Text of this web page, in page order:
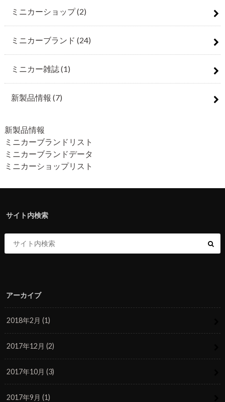
ミニカーショップ(2)
ミニカーブランド (24)
ミニカー雑誌(1)
新製品情報 (7)
新製品情報
ミニカーブランドリスト
ミニカーブランドデータ
ミニカーショップリスト
サイト内検索
アーカイブ
2018年2月 (1)
2017年12月 (2)
2017年10月 (3)
2017年9月 (1)